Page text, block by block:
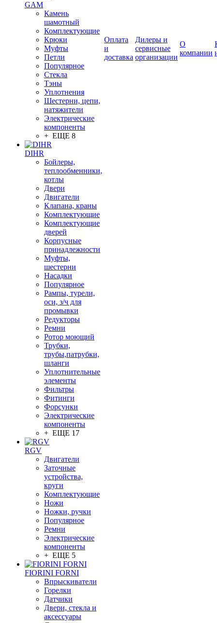
GAM
Камень
шамотный
Комплектующие
Крюки
Муфты
Петли
Популярное
Стекла
Тэны
Уплотнения
Шестерни, цепи,
натяжители
Электрические
компоненты
+ ЕЩЕ 8
DIHR
Бойлеры,
теплообменники,
котлы
Двери
Двигатели
Клапана, краны
Комплектующие
Комплектующие
дверей
Корпусные
принадлежности
Муфты,
шестерни
Насадки
Популярное
Рампы, турели,
оси, з/ч для
промывки
Редукторы
Ремни
Ротор моющий
Трубки,
трубы,патрубки,
шланги
Уплотнительные
элементы
Фильтры
Фитинги
Форсунки
Электрические
компоненты
+ ЕЩЕ 17
RGV
Двигатели
Заточные
устройства,
круги
Комплектующие
Ножи
Ножки, ручки
Популярное
Ремни
Электрические
компоненты
+ ЕЩЕ 5
FIORINI FORNI
Впрыскиватели
Горелки
Датчики
Двери, стекла и
аксессуары
Оплата
и
доставка
Дилеры и
сервисные
организации
О
компании